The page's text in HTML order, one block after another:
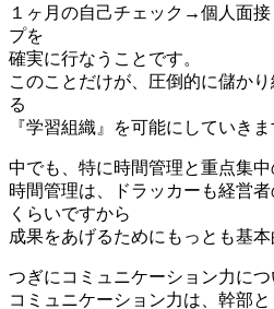
１ヶ月の自己チェック→個人面
プを
確実に行なうことです。
このことだけが、圧倒的に儲か
る
『学習組織』を可能にしていきま
中でも、特に時間管理と重点集中
時間管理は、ドラッカーも経営
くらいですから
成果をあげるためにもっとも基本
つぎにコミュニケーション力につ
コミュニケーション力は、幹部